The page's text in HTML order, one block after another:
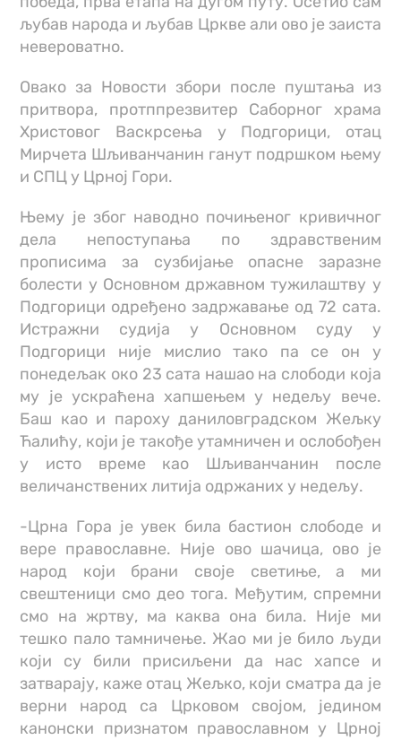
љубав народа и љубав Цркве али ово је заиста
невероватно.
Овако за Новости збори после пуштања из
притвора, протппрезвитер Саборног храма
Христовог Васкрсења у Подгорици, отац
Мирчета Шљиванчанин ганут подршком њему
и СПЦ у Црној Гори.
Њему је због наводно почињеног кривичног
дела непоступања по здравственим
прописима за сузбијање опасне заразне
болести у Основном државном тужилаштву у
Подгорици одређено задржавање од 72 сата.
Истражни судија у Основном суду у
Подгорици није мислио тако па се он у
понедељак око 23 сата нашао на слободи која
му је ускраћена хапшењем у недељу вече.
Баш као и пароху даниловградском Жељку
Ћалићу, који је такође утамничен и ослобођен
у исто време као Шљиванчанин после
величанствених литија одржаних у недељу.
-Црна Гора је увек била бастион слободе и
вере православне. Није ово шачица, ово је
народ који брани своје светиње, а ми
свештеници смо део тога. Међутим, спремни
смо на жртву, ма каква она била. Није ми
тешко пало тамничење. Жао ми је било људи
који су били присиљени да нас хапсе и
затварају, каже отац Жељко, који сматра да је
верни народ са Црковом својом, једином
канонски признатом православном у Црној